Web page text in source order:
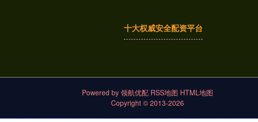
十大权威安全配资平台
Powered by 领航优配 RSS地图 HTML地图
Copyright © 2013-2026